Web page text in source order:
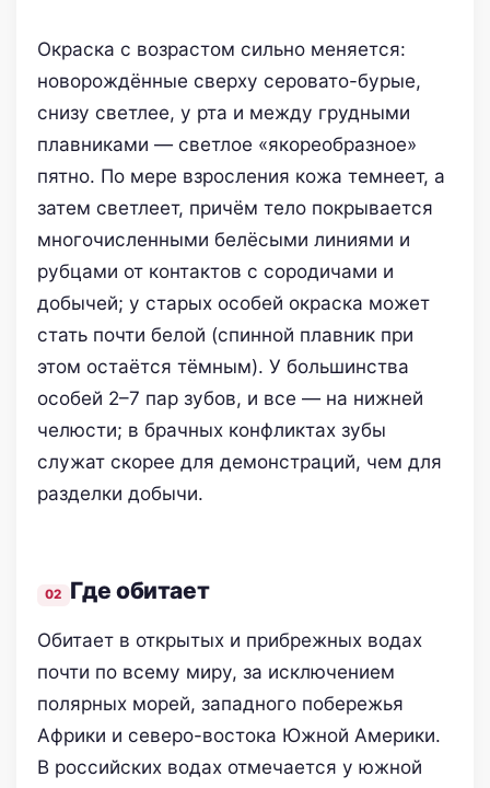
Окраска с возрастом сильно меняется:
новорождённые сверху серовато-бурые,
снизу светлее, у рта и между грудными
плавниками — светлое «якореобразное»
пятно. По мере взросления кожа темнеет, а
затем светлеет, причём тело покрывается
многочисленными белёсыми линиями и
рубцами от контактов с сородичами и
добычей; у старых особей окраска может
стать почти белой (спинной плавник при
этом остаётся тёмным). У большинства
особей 2–7 пар зубов, и все — на нижней
челюсти; в брачных конфликтах зубы
служат скорее для демонстраций, чем для
разделки добычи.
Где обитает
Обитает в открытых и прибрежных водах
почти по всему миру, за исключением
полярных морей, западного побережья
Африки и северо-востока Южной Америки.
В российских водах отмечается у южной